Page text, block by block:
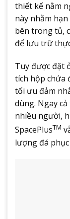
thiết kế nằm
này nhằm
bên trong tủ,
để lưu trữ
Tuy được đặt
tích hộp chứa
tối ưu đảm
dùng. Ngay
nhiều người,
SpacePlusTM
lượng đá